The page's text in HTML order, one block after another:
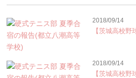
2018/09/14
【茨城高校
2018/09/14
【茨城高校